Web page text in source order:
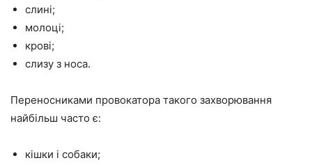
слині;
молоці;
крові;
слизу з носа.
Переносниками провокатора такого захворювання
найбільш часто є:
кішки і собаки;